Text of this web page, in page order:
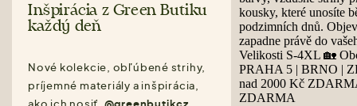
Inšpirácia z Green Butiku
každý deň
Nové kolekcie, obľúbené strihy,
príjemné materiály a inšpirácia,